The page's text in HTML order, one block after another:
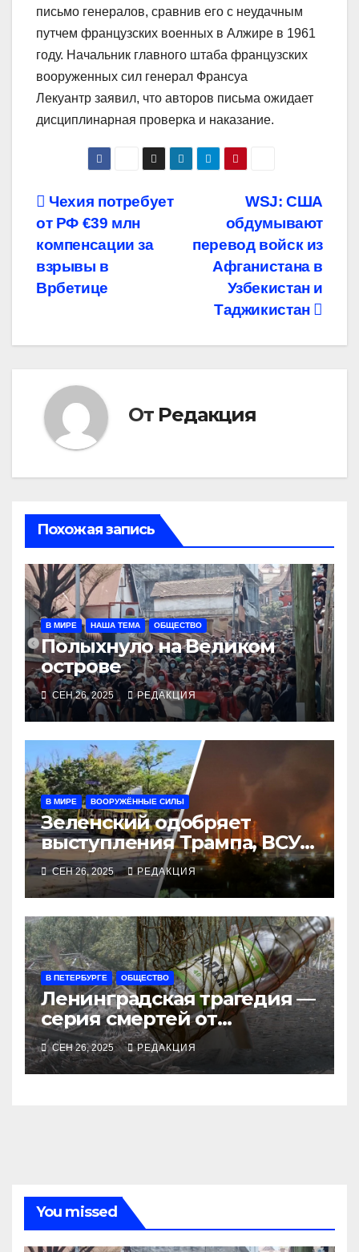
письмо генералов, сравнив его с неудачным
путчем французских военных в Алжире в 1961
году. Начальник главного штаба французских
вооруженных сил генерал Франсуа
Лекуантр заявил, что авторов письма ожидает
дисциплинарная проверка и наказание.
Навигация
по
записям
WSJ: США
обдумывают
перевод войск из
Афганистана в
Узбекистан и
Таджикистан
Чехия потребует
от РФ €39 млн
компенсации за
взрывы в
Врбетице
От Редакция
Похожая запись
В МИРЕ НАША ТЕМА ОБЩЕСТВО
Полыхнуло на Великом
острове
СЕН 26, 2025 РЕДАКЦИЯ
В МИРЕ ВООРУЖЁННЫЕ СИЛЫ
Зеленский одобряет
выступления Трампа, ВСУ
закрыли Добропольский
рубеж
СЕН 26, 2025 РЕДАКЦИЯ
В ПЕТЕРБУРГЕ ОБЩЕСТВО
Ленинградская трагедия —
серия смертей от
алкосуррогата
СЕН 26, 2025 РЕДАКЦИЯ
You missed